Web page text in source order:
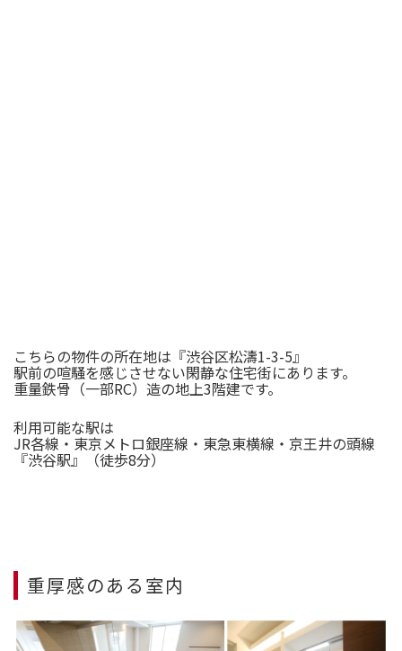
こちらの物件の所在地は『渋谷区松濤1-3-5』
駅前の喧騒を感じさせない閑静な住宅街にあります。
重量鉄骨（一部RC）造の地上3階建です。
利用可能な駅は
JR各線・東京メトロ銀座線・東急東横線・京王井の頭線
『渋谷駅』（徒歩8分）
重厚感のある室内